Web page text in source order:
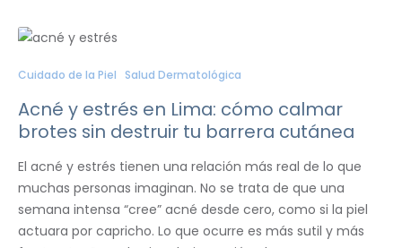
Cuidado de la Piel Salud Dermatológica
Acné y estrés en Lima: cómo calmar
brotes sin destruir tu barrera cutánea
El acné y estrés tienen una relación más real de lo que
muchas personas imaginan. No se trata de que una
semana intensa “cree” acné desde cero, como si la piel
actuara por capricho. Lo que ocurre es más sutil y más